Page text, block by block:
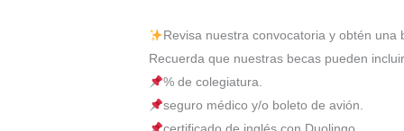
Revisa nuestra convocatoria y obtén una
Recuerda que nuestras becas pueden
% de colegiatura.
seguro médico y/o boleto de avión.